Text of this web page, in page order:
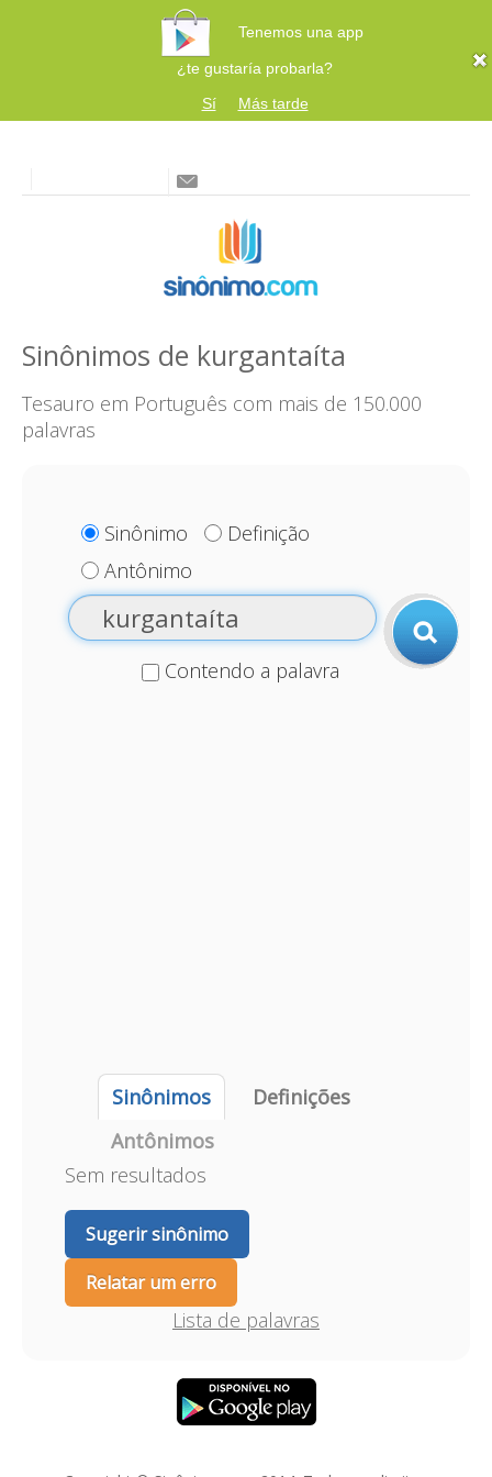
Tenemos una app
¿te gustaría probarla?
Sí
Más tarde
Sinônimos de kurgantaíta
Tesauro em Português com mais de 150.000
palavras
Sinônimo
Definição
Antônimo
Contendo a palavra
Sinônimos
Definições
Antônimos
Sem resultados
Sugerir sinônimo
Relatar um erro
Lista de palavras